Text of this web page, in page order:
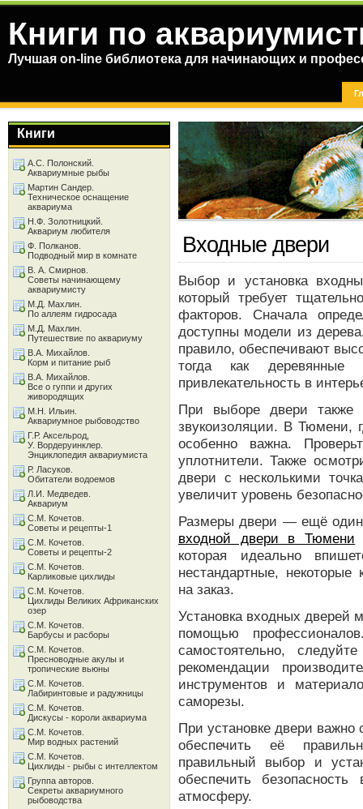
Книги по
Лучшая on-line библиотека для начинающих и
Входные двери
Выбор и установка
который требует
факторов. Сначала
доступны модели из
правило, обеспечивают
тогда как деревянные
привлекательность в
При выборе двери также
звукоизоляции. В Тюмени,
особенно важна.
уплотнители. Также
двери с несколькими
увеличит уровень
Размеры двери — ещё один
входной двери в Тюмени
которая идеально
нестандартные, некоторые
на заказ.
Установка входных дверей
помощью
самостоятельно,
рекомендации
инструментов и
саморезы.
При установке двери важно
обеспечить её
правильный выбор и
обеспечить
атмосферу.
Книги
А.С. Полонский.
Аквариумные рыбы
Мартин Сандер.
Техническое оснащение
аквариума
Н.Ф. Золотницкий.
Аквариум любителя
Ф. Полканов.
Подводный мир в комнате
В. А. Смирнов.
Советы начинающему
аквариумисту
М.Д. Махлин.
По аллеям гидросада
М.Д. Махлин.
Путешествие по аквариуму
В.А. Михайлов.
Корм и питание рыб
В.А. Михайлов.
Все о гуппи и других
живородящих
М.Н. Ильин.
Аквариумное рыбоводство
Г.Р. Аксельрод,
У. Вордеруинклер.
Энциклопедия аквариумиста
Р. Ласуков.
Обитатели водоемов
Л.И. Медведев.
Аквариум
С.М. Кочетов.
Советы и рецепты-1
С.М. Кочетов.
Советы и рецепты-2
С.М. Кочетов.
Карликовые цихлиды
С.М. Кочетов.
Цихлиды Великих Африканских
озер
С.М. Кочетов.
Барбусы и расборы
С.М. Кочетов.
Пресноводные акулы и
тропические вьюны
С.М. Кочетов.
Лабиринтовые и радужницы
С.М. Кочетов.
Дискусы - короли аквариума
С.М. Кочетов.
Мир водных растений
С.М. Кочетов.
Цихлиды - рыбы с интеллектом
Группа авторов.
Секреты аквариумного
рыбоводства